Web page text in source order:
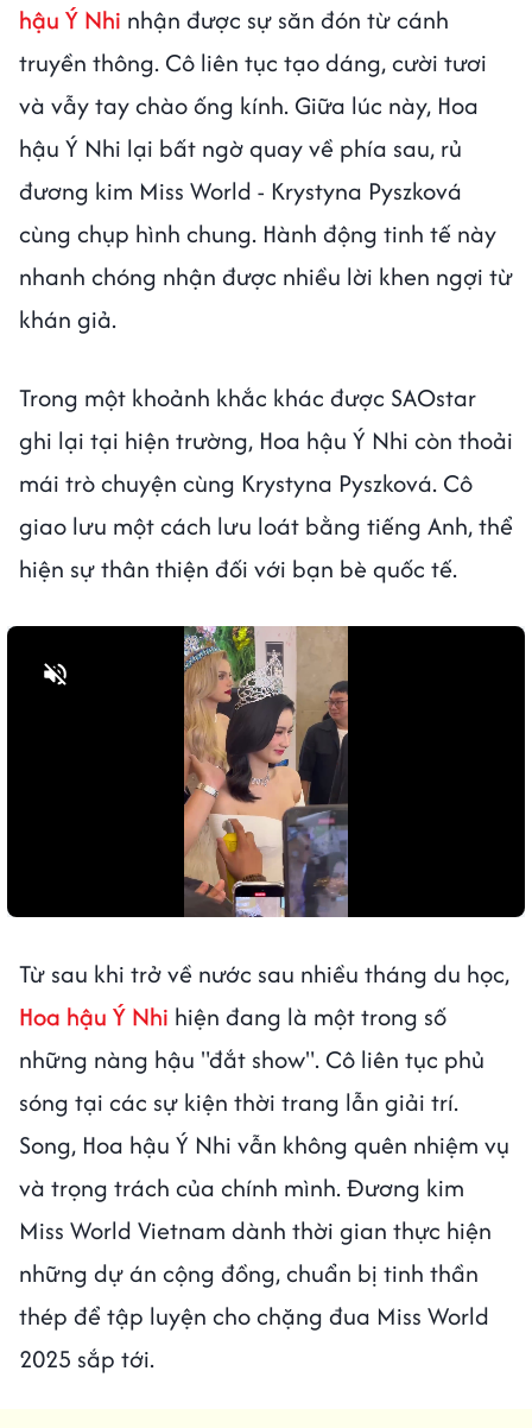
hậu Ý Nhi nhận được sự săn đón từ cánh
truyền thông. Cô liên tục tạo dáng, cười tươi
và vẫy tay chào ống kính. Giữa lúc này, Hoa
hậu Ý Nhi lại bất ngờ quay về phía sau, rủ
đương kim Miss World - Krystyna Pyszková
cùng chụp hình chung. Hành động tinh tế này
nhanh chóng nhận được nhiều lời khen ngợi từ
khán giả.
Trong một khoảnh khắc khác được SAOstar
ghi lại tại hiện trường, Hoa hậu Ý Nhi còn thoải
mái trò chuyện cùng Krystyna Pyszková. Cô
giao lưu một cách lưu loát bằng tiếng Anh, thể
hiện sự thân thiện đối với bạn bè quốc tế.
Từ sau khi trở về nước sau nhiều tháng du học,
Hoa hậu Ý Nhi hiện đang là một trong số
những nàng hậu "đắt show". Cô liên tục phủ
sóng tại các sự kiện thời trang lẫn giải trí.
Song, Hoa hậu Ý Nhi vẫn không quên nhiệm vụ
và trọng trách của chính mình. Đương kim
Miss World Vietnam dành thời gian thực hiện
những dự án cộng đồng, chuẩn bị tinh thần
thép để tập luyện cho chặng đua Miss World
2025 sắp tới.